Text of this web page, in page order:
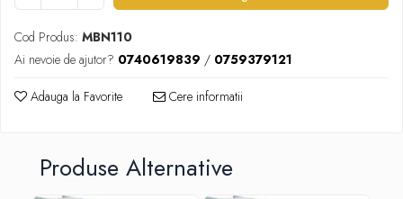
Spoturi tavan
Surse de iluminat tehnic si
accesorii
Iluminat pe sina magnetica
Cod Produs: MBN110
Ai nevoie de ajutor? 0740619839 / 0759379121
Adauga la Favorite Cere informatii
Produse Alternative